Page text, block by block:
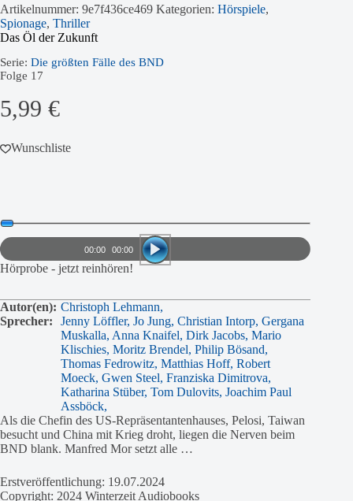
Artikelnummer: 9e7f436ce469 Kategorien: Hörspiele,
Spionage, Thriller
Das Öl der Zukunft
Serie: Die größten Fälle des BND
Folge 17
5,99 €
Wunschliste
Audio-
Player
00:00 00:00
Hörprobe - jetzt reinhören!
Autor(en): Christoph Lehmann,
Sprecher:
Jenny Löffler, Jo Jung, Christian Intorp, Gergana
Muskalla, Anna Knaifel, Dirk Jacobs, Mario
Klischies, Moritz Brendel, Philip Bösand,
Thomas Fedrowitz, Matthias Hoff, Robert
Moeck, Gwen Steel, Franziska Dimitrova,
Katharina Stüber, Tom Dulovits, Joachim Paul
Assböck,
Als die Chefin des US-Repräsentantenhauses, Pelosi, Taiwan
besucht und China mit Krieg droht, liegen die Nerven beim
BND blank. Manfred Mor setzt alle …
Erstveröffentlichung: 19.07.2024
Copyright: 2024 Winterzeit Audiobooks